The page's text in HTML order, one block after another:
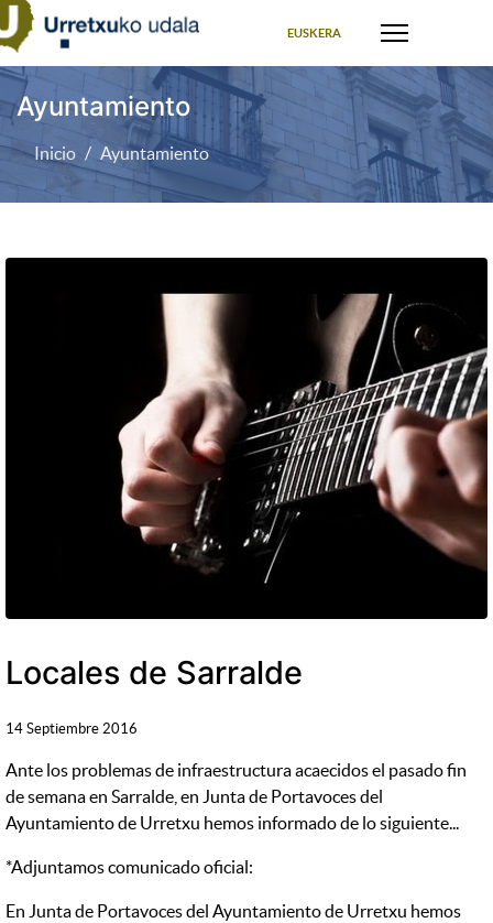
EUSKERA
Ayuntamiento
Inicio Ayuntamiento
Locales de Sarralde
14 Septiembre 2016
Ante los problemas de infraestructura acaecidos el pasado fin
de semana en Sarralde, en Junta de Portavoces del
Ayuntamiento de Urretxu hemos informado de lo siguiente...
*Adjuntamos comunicado oficial:
En Junta de Portavoces del Ayuntamiento de Urretxu hemos